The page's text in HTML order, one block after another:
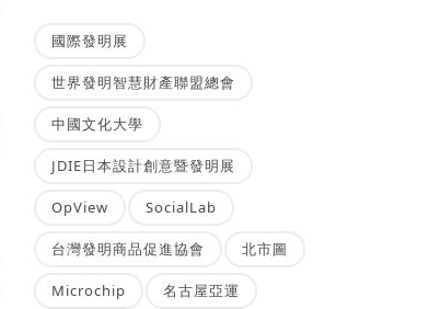
國際發明展
世界發明智慧財產聯盟總會
中國文化大學
JDIE日本設計創意暨發明展
OpView SocialLab
台灣發明商品促進協會 北市圖
Microchip 名古屋亞運